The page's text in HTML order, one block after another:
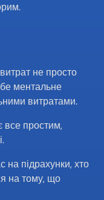
не просто
ментальне
витратами.
все простим,
на підрахунки, хто
на тому, що